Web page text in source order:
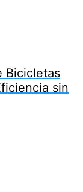
Bicicletas
sin